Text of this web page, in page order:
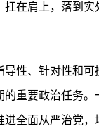
在肩上，落到
性、针对性和
重要政治任务
全面从严治党